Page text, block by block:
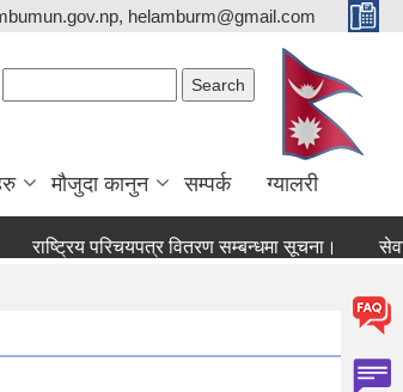
helamburm@gmail.com
मौजुदा कानुन सम्पर्क ग्यालरी
राष्ट्रिय परिचयपत्र वितरण सम्बन्धमा सूचना। सेवा